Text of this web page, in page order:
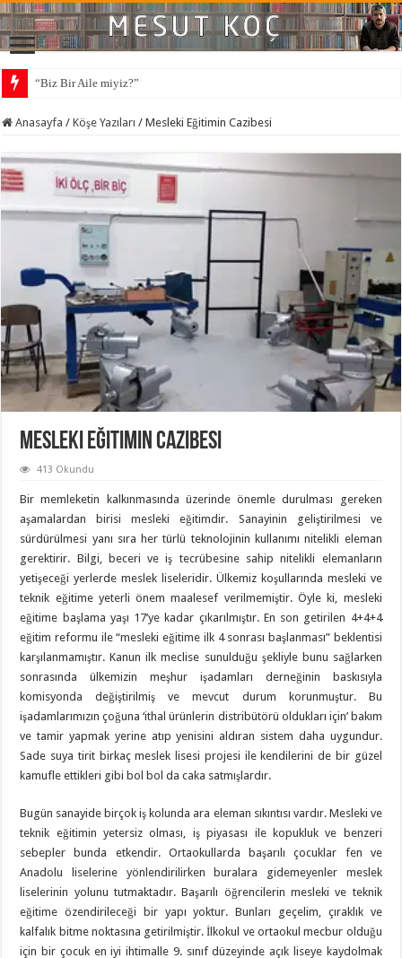
“Biz Bir Aile miyiz?”
Anasayfa / Köşe Yazıları / Mesleki Eğitimin Cazibesi
Mesleki Eğitimin Cazibesi
413 Okundu
Bir memleketin kalkınmasında üzerinde önemle durulması gereken
aşamalardan birisi mesleki eğitimdir. Sanayinin geliştirilmesi ve
sürdürülmesi yanı sıra her türlü teknolojinin kullanımı nitelikli eleman
gerektirir. Bilgi, beceri ve iş tecrübesine sahip nitelikli elemanların
yetişeceği yerlerde meslek liseleridir. Ülkemiz koşullarında mesleki ve
teknik eğitime yeterli önem maalesef verilmemiştir. Öyle ki, mesleki
eğitime başlama yaşı 17’ye kadar çıkarılmıştır. En son getirilen 4+4+4
eğitim reformu ile “mesleki eğitime ilk 4 sonrası başlanması” beklentisi
karşılanmamıştır. Kanun ilk meclise sunulduğu şekliyle bunu sağlarken
sonrasında ülkemizin meşhur işadamları derneğinin baskısıyla
komisyonda değiştirilmiş ve mevcut durum korunmuştur. Bu
işadamlarımızın çoğuna ‘ithal ürünlerin distribütörü oldukları için’ bakım
ve tamir yapmak yerine atıp yenisini aldıran sistem daha uygundur.
Sade suya tirit birkaç meslek lisesi projesi ile kendilerini de bir güzel
kamufle ettikleri gibi bol bol da caka satmışlardır.
Bugün sanayide birçok iş kolunda ara eleman sıkıntısı vardır. Mesleki ve
teknik eğitimin yetersiz olması, iş piyasası ile kopukluk ve benzeri
sebepler bunda etkendir. Ortaokullarda başarılı çocuklar fen ve
Anadolu liselerine yönlendirilirken buralara gidemeyenler meslek
liselerinin yolunu tutmaktadır. Başarılı öğrencilerin mesleki ve teknik
eğitime özendirileceği bir yapı yoktur. Bunları geçelim, çıraklık ve
kalfalık bitme noktasına getirilmiştir. İlkokul ve ortaokul mecbur olduğu
için bir çocuk en iyi ihtimalle 9. sınıf düzeyinde açık liseye kaydolmak